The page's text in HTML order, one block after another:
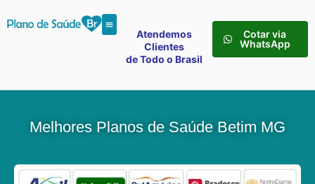
Atendemos
Clientes
de Todo o Brasil
Cotar via
WhatsApp
Melhores Planos de Saúde Betim MG